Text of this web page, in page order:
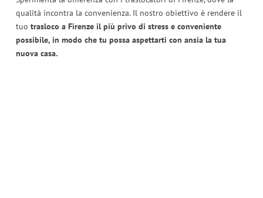
qualità incontra la convenienza. Il nostro obiettivo è rendere il
tuo trasloco a Firenze il più privo di stress e conveniente
possibile, in modo che tu possa aspettarti con ansia la tua
nuova casa.